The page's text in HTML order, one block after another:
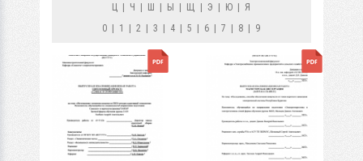
Ц
Ч Ш Ы Щ Э Ю
Я
0
1 2 3 4 5 6 7 8 9